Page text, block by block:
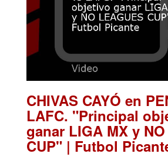
CHIVAS CAYÓ en
LAFC. "Principal
ganar LIGA MX y
CUP" | Futbol